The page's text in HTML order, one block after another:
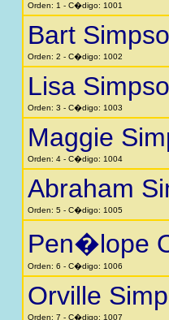
Orden: 1 - C�digo: 1001
Bart
Orden: 2 - C�digo: 1002
Lisa
Orden: 3 - C�digo: 1003
Maggie
Orden: 4 - C�digo: 1004
Abraham
Orden: 5 - C�digo: 1005
Pen�lope
Orden: 6 - C�digo: 1006
Orville
Orden: 7 - C�digo: 1007